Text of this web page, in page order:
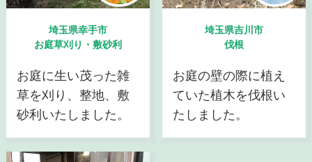
埼玉県幸手市
お庭草刈り・敷砂利
お庭に生い茂った雑
草を刈り、整地、敷
砂利いたしました。
埼玉県吉川市
伐根
お庭の壁の際に植え
ていた植木を伐根い
たしました。